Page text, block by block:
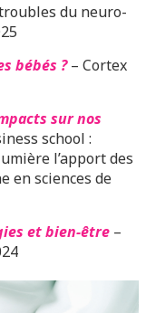
du neuro-
bébés ?– Cortex
sur nos
school :
l’apport des
en sciences de
et bien-être –